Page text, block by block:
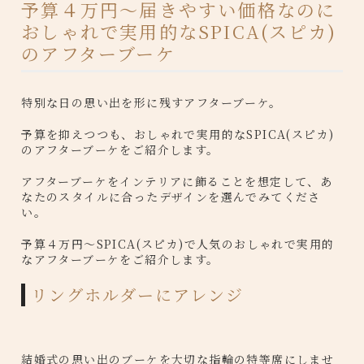
予算４万円〜届きやすい価格なのに
おしゃれで実用的なSPICA(スピカ)
のアフターブーケ
特別な日の思い出を形に残すアフターブーケ。
予算を抑えつつも、おしゃれで実用的なSPICA(スピカ)
のアフターブーケをご紹介します。
アフターブーケをインテリアに飾ることを想定して、あ
なたのスタイルに合ったデザインを選んでみてくださ
い。
予算４万円〜SPICA(スピカ)で人気のおしゃれで実用的
なアフターブーケをご紹介します。
リングホルダーにアレンジ
結婚式の思い出のブーケを大切な指輪の特等席にしませ